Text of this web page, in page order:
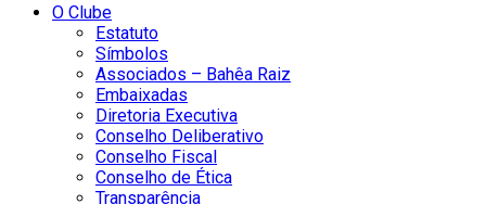
O Clube
Estatuto
Símbolos
Associados – Bahêa Raiz
Embaixadas
Diretoria Executiva
Conselho Deliberativo
Conselho Fiscal
Conselho de Ética
Transparência